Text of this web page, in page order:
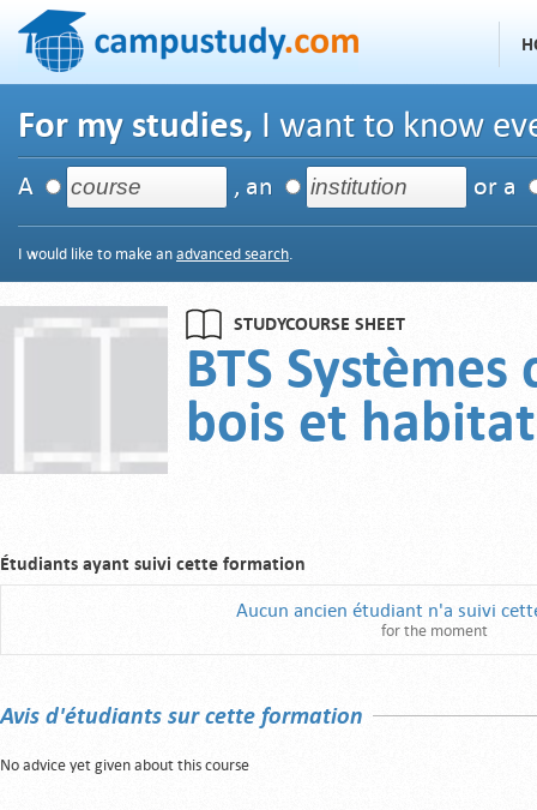
For my studies, I want to know
A , an or a
I would like to make an advanced search.
STUDYCOURSE SHEET
BTS
bois et habitat
Étudiants ayant suivi cette formation
Aucun ancien étudiant n'a suivi
for the moment
Avis d'étudiants sur cette formation
No advice yet given about this course